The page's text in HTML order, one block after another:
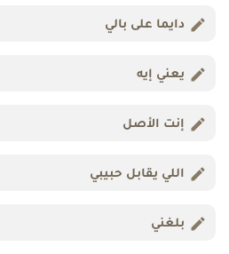
دايما على بالي
يعني إيه
إنت الأصل
اللي يقابل حبيبي
بلغني